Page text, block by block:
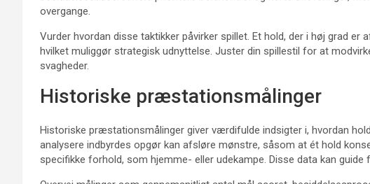
overgange.
Vurder hvordan disse taktikker påvirker spillet. Et hold, der i høj grad
hvilket muliggør strategisk udnyttelse. Juster din spillestil for at
svagheder.
Historiske præstationsmålinger
Historiske præstationsmålinger giver værdifulde indsigter i, hvordan
analysere indbyrdes opgør kan afsløre mønstre, såsom at ét hold
specifikke forhold, som hjemme- eller udekampe. Disse data kan